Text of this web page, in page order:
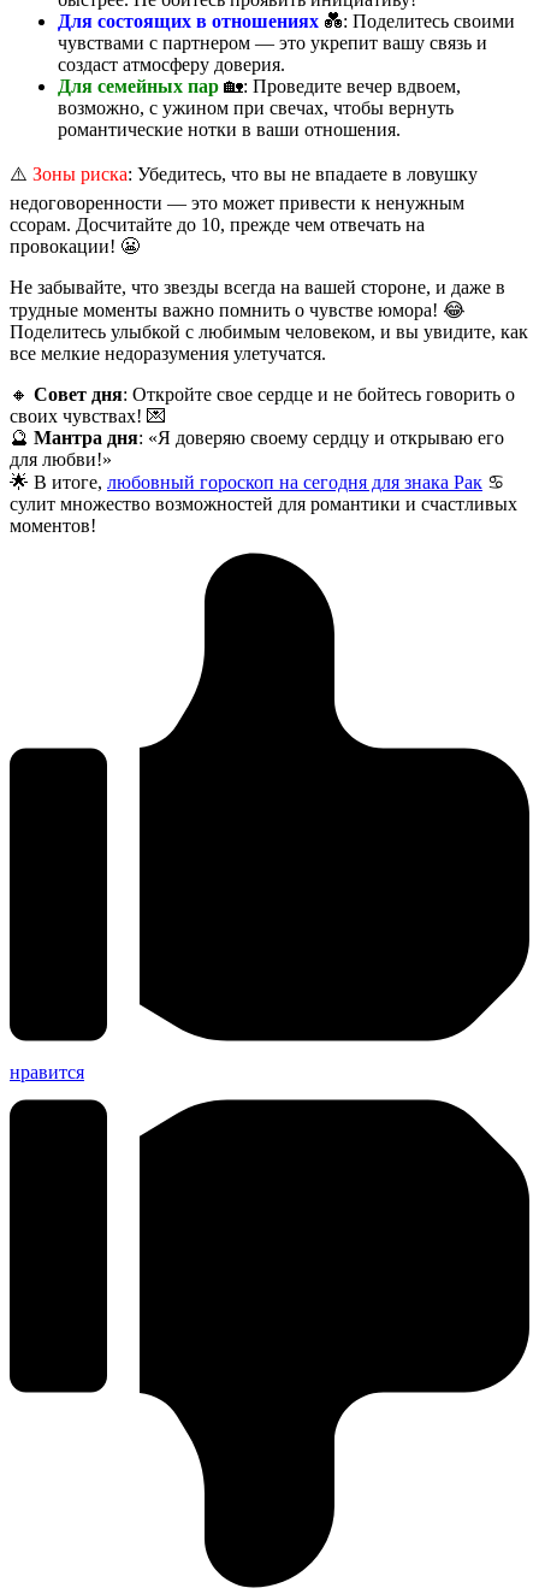
Для состоящих в отношениях 💑: Поделитесь своими
чувствами с партнером — это укрепит вашу связь и
создаст атмосферу доверия.
Для семейных пар 🏡: Проведите вечер вдвоем,
возможно, с ужином при свечах, чтобы вернуть
романтические нотки в ваши отношения.
⚠️ Зоны риска: Убедитесь, что вы не впадаете в ловушку
недоговоренности — это может привести к ненужным
ссорам. Досчитайте до 10, прежде чем отвечать на
провокации! 😬
Не забывайте, что звезды всегда на вашей стороне, и даже в
трудные моменты важно помнить о чувстве юмора! 😂
Поделитесь улыбкой с любимым человеком, и вы увидите, как
все мелкие недоразумения улетучатся.
🔸 Совет дня: Откройте свое сердце и не бойтесь говорить о
своих чувствах! 💌
🔮 Мантра дня: «Я доверяю своему сердцу и открываю его
для любви!»
🌟 В итоге, любовный гороскоп на сегодня для знака Рак ♋
сулит множество возможностей для романтики и счастливых
моментов!
нравится